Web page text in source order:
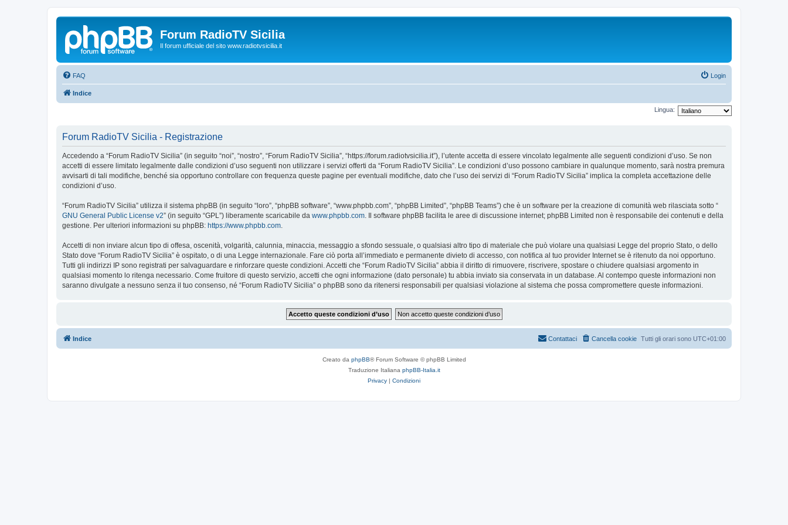
Forum RadioTV Sicilia
Il forum ufficiale del sito www.radiotvsicilia.it
FAQ Login
Indice
Lingua:
Forum RadioTV Sicilia - Registrazione
Accedendo a “Forum RadioTV Sicilia” (in seguito “noi”, “nostro”, “Forum RadioTV Sicilia”, “https://forum.radiotvsicilia.it”), l’utente accetta di essere vincolato legalmente alle seguenti condizioni d’uso. Se non
accetti di essere limitato legalmente dalle condizioni d’uso seguenti non utilizzare i servizi offerti da “Forum RadioTV Sicilia”. Le condizioni d’uso possono cambiare in qualunque momento, sarà nostra premura
avvisarti di tali modifiche, benché sia opportuno controllare con frequenza queste pagine per eventuali modifiche, dato che l’uso dei servizi di “Forum RadioTV Sicilia” implica la completa accettazione delle
condizioni d’uso.
“Forum RadioTV Sicilia” utilizza il sistema phpBB (in seguito “loro”, “phpBB software”, “www.phpbb.com”, “phpBB Limited”, “phpBB Teams”) che è un software per la creazione di comunità web rilasciata sotto “
GNU General Public License v2” (in seguito “GPL”) liberamente scaricabile da www.phpbb.com. Il software phpBB facilita le aree di discussione internet; phpBB Limited non è responsabile dei contenuti e della
gestione. Per ulteriori informazioni su phpBB: https://www.phpbb.com.
Accetti di non inviare alcun tipo di offesa, oscenità, volgarità, calunnia, minaccia, messaggio a sfondo sessuale, o qualsiasi altro tipo di materiale che può violare una qualsiasi Legge del proprio Stato, o dello
Stato dove “Forum RadioTV Sicilia” è ospitato, o di una Legge internazionale. Fare ciò porta all’immediato e permanente divieto di accesso, con notifica al tuo provider Internet se è ritenuto da noi opportuno.
Tutti gli indirizzi IP sono registrati per salvaguardare e rinforzare queste condizioni. Accetti che “Forum RadioTV Sicilia” abbia il diritto di rimuovere, riscrivere, spostare o chiudere qualsiasi argomento in
qualsiasi momento lo ritenga necessario. Come fruitore di questo servizio, accetti che ogni informazione (dato personale) tu abbia inviato sia conservata in un database. Al contempo queste informazioni non
saranno divulgate a nessuno senza il tuo consenso, né “Forum RadioTV Sicilia” o phpBB sono da ritenersi responsabili per qualsiasi violazione al sistema che possa compromettere queste informazioni.
Indice Tutti gli orari sono UTC+01:00
Cancella cookie
Contattaci
Creato da phpBB® Forum Software © phpBB Limited
Traduzione Italiana phpBB-Italia.it
Privacy | Condizioni